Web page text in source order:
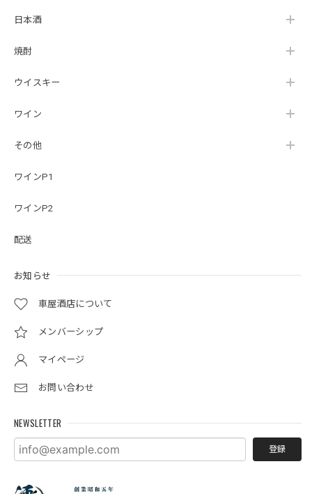
日本酒
焼酎
ウイスキー
ワイン
その他
ワインP1
ワインP2
配送
お知らせ
車屋酒店について
メンバーシップ
マイページ
お問い合わせ
NEWSLETTER
登録